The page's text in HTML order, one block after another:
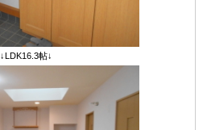
↓LDK16.3帖↓